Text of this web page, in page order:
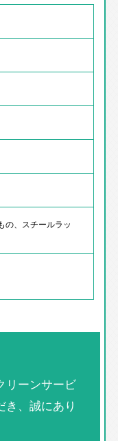
の、スチールラッ
リーンサービ
き、誠にあり